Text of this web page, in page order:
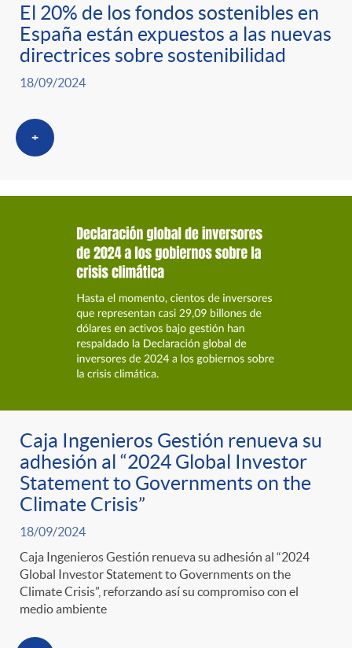
El 20% de los fondos sostenibles en
España están expuestos a las nuevas
directrices sobre sostenibilidad
18/09/2024
+
Caja Ingenieros Gestión renueva su
adhesión al “2024 Global Investor
Statement to Governments on the
Climate Crisis”
18/09/2024
Caja Ingenieros Gestión renueva su adhesión al “2024
Global Investor Statement to Governments on the
Climate Crisis”, reforzando así su compromiso con el
medio ambiente